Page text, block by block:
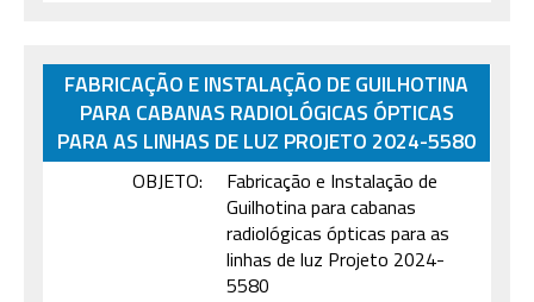
FABRICAÇÃO E INSTALAÇÃO DE GUILHOTINA
PARA CABANAS RADIOLÓGICAS ÓPTICAS
PARA AS LINHAS DE LUZ PROJETO 2024-5580
OBJETO:
Fabricação e Instalação de
Guilhotina para cabanas
radiológicas ópticas para as
linhas de luz Projeto 2024-
5580